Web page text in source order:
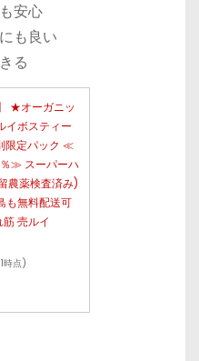
安心
も良い
る
★オーガニッ
イボスティー
限定パック ≪
≫ スーパーハ
農薬検査済み)
も無料配送可
売ルイ
時点)